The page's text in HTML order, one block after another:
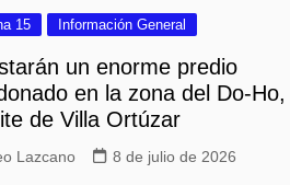
15 Información General
un enorme predio
en la zona del Do-Ho,
de Villa Ortúzar
Lazcano 8 de julio de 2026